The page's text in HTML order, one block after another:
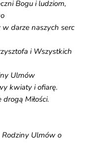
Bogu i ludziom,
w darze naszych serc
i Wszystkich
Ulmów
kwiaty i ofiarę.
Miłości.
Rodziny Ulmów o